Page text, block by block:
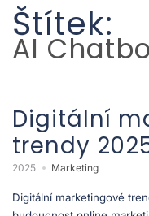
Štítek:
AI
Digitální
trendy
2025 Marketing
Digitální marketingové